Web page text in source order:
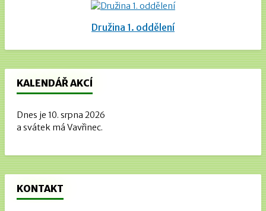
Družina 1. oddělení
KALENDÁŘ AKCÍ
Dnes je 10. srpna 2026
a svátek má Vavřinec.
KONTAKT